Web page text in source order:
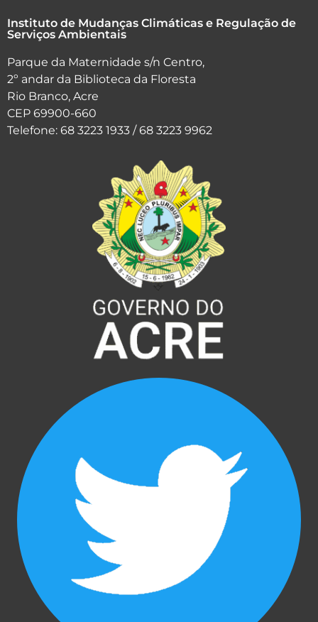
Instituto de Mudanças Climáticas e Regulação de
Serviços Ambientais
Parque da Maternidade s/n Centro,
2º andar da Biblioteca da Floresta
Rio Branco, Acre
CEP 69900-660
Telefone: 68 3223 1933 / 68 3223 9962